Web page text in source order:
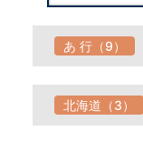
あ 行（9）
北海道（3）